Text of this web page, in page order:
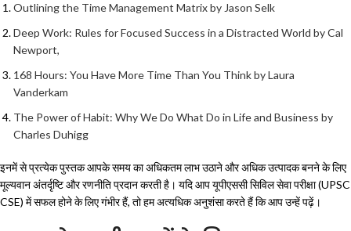
Outlining the Time Management Matrix by Jason Selk
Deep Work: Rules for Focused Success in a Distracted World by Cal
Newport,
168 Hours: You Have More Time Than You Think by Laura
Vanderkam
The Power of Habit: Why We Do What Do in Life and Business by
Charles Duhigg
इनमें से प्रत्येक पुस्तक आपके समय का अधिकतम लाभ उठाने और अधिक उत्पादक बनने के लिए
मूल्यवान अंतर्दृष्टि और रणनीति प्रदान करती है। यदि आप यूपीएससी सिविल सेवा परीक्षा (UPSC
CSE) में सफल होने के लिए गंभीर हैं, तो हम अत्यधिक अनुशंसा करते हैं कि आप उन्हें पढ़ें।